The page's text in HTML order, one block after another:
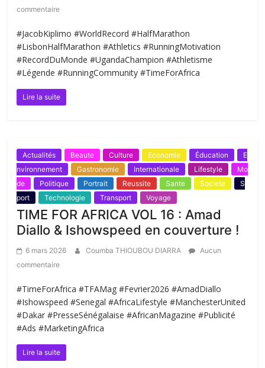
commentaire
#JacobKiplimo #WorldRecord #HalfMarathon
#LisbonHalfMarathon #Athletics #RunningMotivation
#RecordDuMonde #UgandaChampion #Athletisme
#Légende #RunningCommunity #TimeForAfrica
Lire la suite
Actualités Beaute Culture Economie Éducation
E
nvironnement
Gastronomie Internationale Lifestyle
Mo
de
Politique Portrait Reussite Sante Societe
S
port
Technologie Transport Voyage
TIME FOR AFRICA VOL 16 : Amad
Diallo & Ishowspeed en couverture !
6 mars 2026 Coumba THIOUBOU DIARRA
Aucun
commentaire
#TimeForAfrica #TFAMag #Fevrier2026 #AmadDiallo
#Ishowspeed #Senegal #AfricaLifestyle #ManchesterUnited
#Dakar #PresseSénégalaise #AfricanMagazine #Publicité
#Ads #MarketingAfrica
Lire la suite